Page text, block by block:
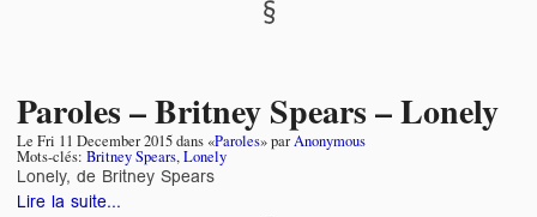
Paroles – Britney Spears – Lonely
Le Fri 11 December 2015dans «Paroles» parAnonymous
Mots-clés: Britney Spears,Lonely
Lonely, de Britney Spears
Lire la suite...